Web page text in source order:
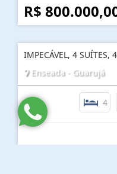
R$
IMPECÁVEL, 4 SUÍTES,
Enseada - Guarujá
4
R$